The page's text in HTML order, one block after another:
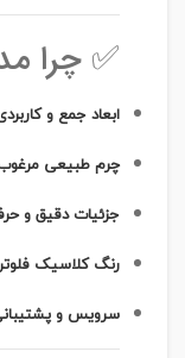
✅ چرا
ابعاد جمع و
چرم طبیعی
جزئیات دقیق و
رنگ کلاسیک
سرویس و